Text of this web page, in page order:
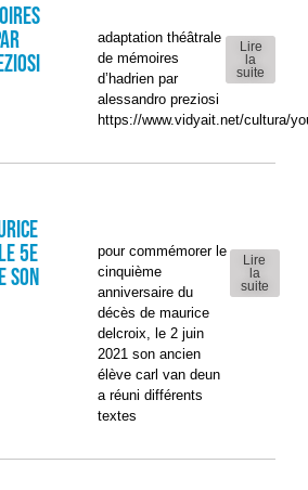
adaptation théâtrale
de mémoires
d’hadrien par
alessandro preziosi
https://www.vidyait.net/cultura/
Lire
la
suite
5e
son
pour commémorer le
cinquième
anniversaire du
décès de maurice
delcroix, le 2 juin
2021 son ancien
élève carl van deun
a réuni différents
textes
Lire
la
suite